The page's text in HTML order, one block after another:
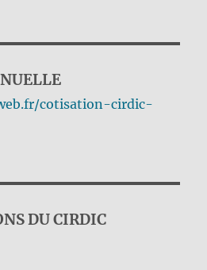
cotisation-cirdic-
DU CIRDIC